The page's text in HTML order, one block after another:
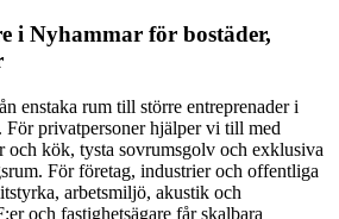
i Nyhammar för bostäder,
enstaka rum till större entreprenader i
privatpersoner hjälper vi till med
och kök, tysta sovrumsgolv och exklusiva
För företag, industrier och offentliga
arbetsmiljö, akustik och
och fastighetsägare får skalbara